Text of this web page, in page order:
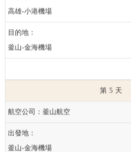
高雄-小港機場
釜山-金海機場
5
釜山航空
釜山-金海機場